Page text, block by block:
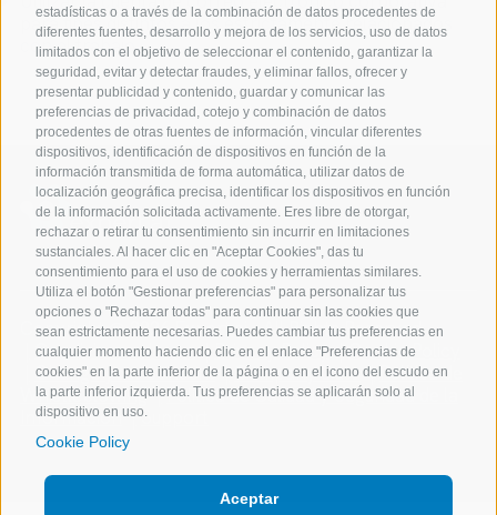
estadísticas o a través de la combinación de datos procedentes de
diferentes fuentes, desarrollo y mejora de los servicios, uso de datos
limitados con el objetivo de seleccionar el contenido, garantizar la
seguridad, evitar y detectar fraudes, y eliminar fallos, ofrecer y
presentar publicidad y contenido, guardar y comunicar las
preferencias de privacidad, cotejo y combinación de datos
procedentes de otras fuentes de información, vincular diferentes
dispositivos, identificación de dispositivos en función de la
información transmitida de forma automática, utilizar datos de
localización geográfica precisa, identificar los dispositivos en función
de la información solicitada activamente. Eres libre de otorgar,
rechazar o retirar tu consentimiento sin incurrir en limitaciones
sustanciales. Al hacer clic en "Aceptar Cookies", das tu
consentimiento para el uso de cookies y herramientas similares.
Utiliza el botón "Gestionar preferencias" para personalizar tus
opciones o "Rechazar todas" para continuar sin las cookies que
sean estrictamente necesarias. Puedes cambiar tus preferencias en
cualquier momento haciendo clic en el enlace "Preferencias de
cookies" en la parte inferior de la página o en el icono del escudo en
la parte inferior izquierda. Tus preferencias se aplicarán solo al
dispositivo en uso.
Cookie Policy
Aceptar
para fines distintos a los estrictamente relacionados
con el trabajo.
Copyright @ 2026 Expert.ai - All Rights Reserved
Condiciones de uso
Privacy Policy
Cookie Policy
Change your consent
Company Data
Política de
Whistleblowing
Política de Calidad y Seguridad de la
Información
Support